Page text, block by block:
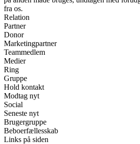
fra os.
Relation
Partner
Donor
Marketingpartner
Teammedlem
Medier
Ring
Gruppe
Hold kontakt
Modtag nyt
Social
Seneste nyt
Brugergruppe
Beboerfællesskab
Links på siden